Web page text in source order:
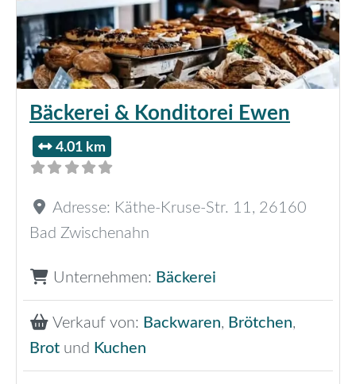
Bäckerei & Konditorei Ewen
4.01 km
Adresse: Käthe-Kruse-Str. 11, 26160
Bad Zwischenahn
Unternehmen: Bäckerei
Verkauf von: Backwaren, Brötchen,
Brot und Kuchen